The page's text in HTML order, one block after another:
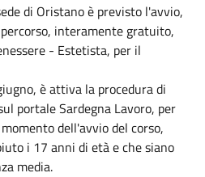
di Oristano è previsto l'avvio,
interamente gratuito,
- Estetista, per il
è attiva la procedura di
portale Sardegna Lavoro, per
dell'avvio del corso,
i 17 anni di età e che siano
media.